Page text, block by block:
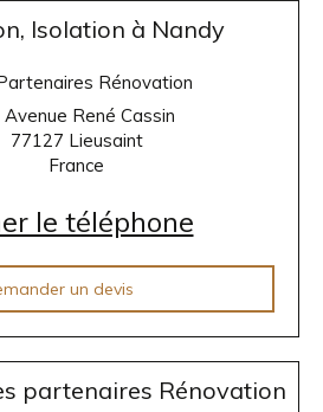
Isolation à Nandy
Rénovation
René Cassin
77127 Lieusaint
France
le téléphone
un devis
partenaires Rénovation